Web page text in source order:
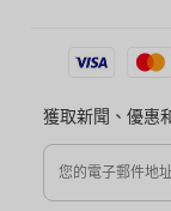
獲取新聞、優惠